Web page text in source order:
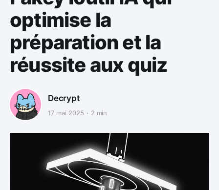
optimise la
préparation et la
réussite aux quiz
Decrypt
17 mai 2025 2 min